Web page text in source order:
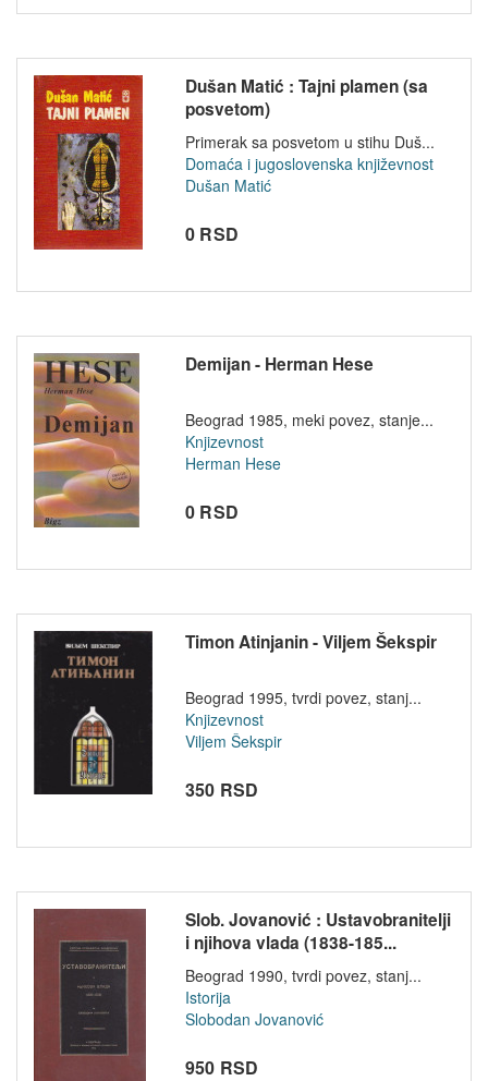
Dušan Matić : Tajni plamen (sa
posvetom)
Primerak sa posvetom u stihu Duš...
Domaća i jugoslovenska književnost
Dušan Matić
0 RSD
Demijan - Herman Hese
Beograd 1985, meki povez, stanje...
Knjizevnost
Herman Hese
0 RSD
Timon Atinjanin - Viljem Šekspir
Beograd 1995, tvrdi povez, stanj...
Knjizevnost
Viljem Šekspir
350 RSD
Slob. Jovanović : Ustavobranitelji
i njihova vlada (1838-185...
Beograd 1990, tvrdi povez, stanj...
Istorija
Slobodan Jovanović
950 RSD